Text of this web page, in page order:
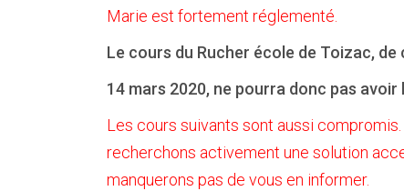
Marie est fortement réglementé.
Le cours du Rucher école de Toizac, de
14 mars 2020, ne pourra donc pas avoir
Les cours suivants sont aussi
recherchons activement une solution
manquerons pas de vous en informer.